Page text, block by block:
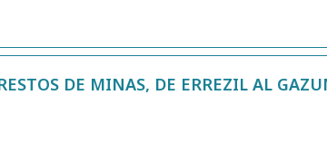
DE MINAS, DE ERREZIL AL